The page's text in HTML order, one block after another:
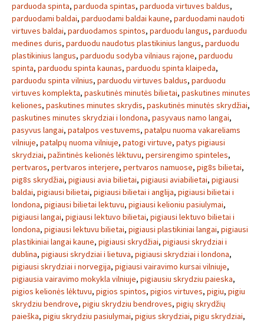
parduoda spinta, parduoda spintas, parduoda virtuves baldus,
parduodami baldai, parduodami baldai kaune, parduodami naudoti
virtuves baldai, parduodamos spintos, parduodu langus, parduodu
medines duris, parduodu naudotus plastikinius langus, parduodu
plastikinius langus, parduodu sodyba vilniaus rajone, parduodu
spinta, parduodu spinta kaunas, parduodu spinta klaipeda,
parduodu spinta vilnius, parduodu virtuves baldus, parduodu
virtuves komplekta, paskutinės minutės bilietai, paskutines minutes
keliones, paskutines minutes skrydis, paskutinės minutės skrydžiai,
paskutines minutes skrydziai i londona, pasyvaus namo langai,
pasyvus langai, patalpos vestuvems, patalpu nuoma vakareliams
vilniuje, patalpų nuoma vilniuje, patogi virtuve, patys pigiausi
skrydziai, pažintinės kelionės lėktuvu, persirengimo spinteles,
pertvaros, pertvaros interjere, pertvaros namuose, pig8s bilietai,
pig8s skrydžiai, pigiausi avia bilietai, pigiausi aviabilietai, pigiausi
baldai, pigiausi bilietai, pigiausi bilietai i anglija, pigiausi bilietai i
londona, pigiausi bilietai lektuvu, pigiausi kelioniu pasiulymai,
pigiausi langai, pigiausi lektuvo bilietai, pigiausi lektuvo bilietai i
londona, pigiausi lektuvu bilietai, pigiausi plastikiniai langai, pigiausi
plastikiniai langai kaune, pigiausi skrydžiai, pigiausi skrydziai i
dublina, pigiausi skrydziai i lietuva, pigiausi skrydziai i londona,
pigiausi skrydziai i norvegija, pigiausi vairavimo kursai vilniuje,
pigiausia vairavimo mokykla vilniuje, pigiausiu skrydziu paieska,
pigios kelionės lėktuvu, pigios spintos, pigios virtuves, pigiu, pigiu
skrydziu bendrove, pigiu skrydziu bendroves, pigių skrydžių
paieška, pigiu skrydziu pasiulymai, pigius skrydziai, pigu skrydziai,